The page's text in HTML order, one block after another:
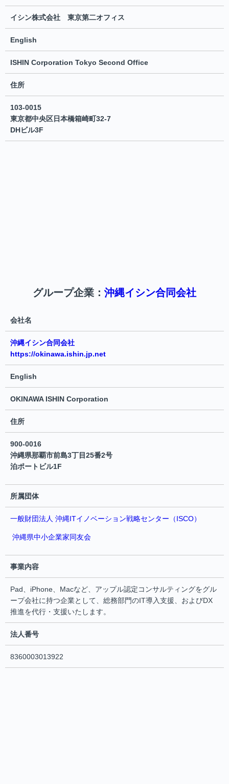
イシン株式会社 東京第二オフィス
English
ISHIN Corporation Tokyo Second Office
住所
103-0015
東京都中央区日本橋箱崎町32-7
DHビル3F
グループ企業： 沖縄イシン合同会社
会社名
沖縄イシン合同会社
https://okinawa.ishin.jp.net
English
OKINAWA ISHIN Corporation
住所
900-0016
沖縄県那覇市前島3丁目25番2号
泊ポートビル1F
所属団体
一般財団法人 沖縄ITイノベーション戦略センター（ISCO）
沖縄県中小企業家同友会
事業内容
Pad、iPhone、Macなど、アップル認定コンサルティングをグル
ープ会社に持つ企業として、総務部門のIT導入支援、およびDX
推進を代行・支援いたします。
法人番号
8360003013922